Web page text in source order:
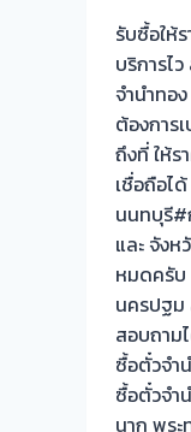
รับซื้อให้
บริการไ
จำนำทอ
ต้องการ
ถึงที่ ให้
เชื่อถือไ
นนทบุรี
และ จังห
หมดครับ
นครปฐม
สอบถาม
ซื้อตั๋วจำ
ซื้อตั๋วจำ
นาก พร